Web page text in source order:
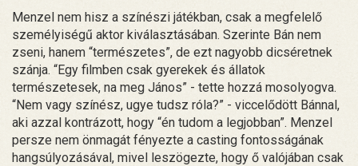
Menzel nem hisz a színészi játékban, csak a megfelelő
személyiségű aktor kiválasztásában. Szerinte Bán nem
zseni, hanem “természetes”, de ezt nagyobb dicséretnek
szánja. “Egy filmben csak gyerekek és állatok
természetesek, na meg János” - tette hozzá mosolyogva.
“Nem vagy színész, ugye tudsz róla?” - viccelődött Bánnal,
aki azzal kontrázott, hogy “én tudom a legjobban”. Menzel
persze nem önmagát fényezte a casting fontosságának
hangsúlyozásával, mivel leszögezte, hogy ő valójában csak